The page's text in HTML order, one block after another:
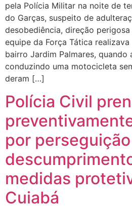
pela Polícia Militar na noite de
do Garças, suspeito de
desobediência, direção
equipe da Força Tática
bairro Jardim Palmares, quando
conduzindo uma motocicleta
deram […]
Polícia Civil
por
medidas
Cuiabá